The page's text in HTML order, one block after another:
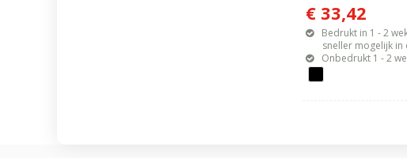
€ 33,42
Bedrukt in 1 - 2
sneller mogelijk in
Onbedrukt 1 - 2